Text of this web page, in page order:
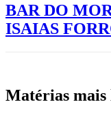
BAR DO
ISAIAS
Matérias mais